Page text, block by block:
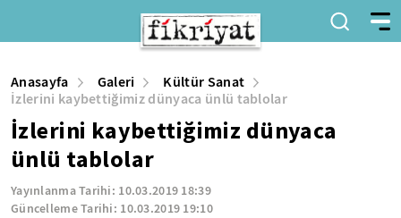
Anasayfa Galeri
Kültür Sanat
İzlerini kaybettiğimiz dünyaca ünlü tablolar
İzlerini kaybettiğimiz dünyaca
ünlü tablolar
Yayınlanma Tarihi: 10.03.2019 18:39
Güncelleme Tarihi: 10.03.2019 19:10